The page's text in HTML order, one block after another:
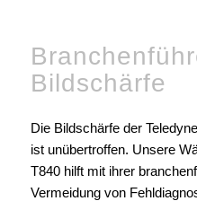
Bildschärfe
Die Bildschärfe der
ist unübertroffen. Unsere
T840 hilft mit ihrer
Vermeidung von